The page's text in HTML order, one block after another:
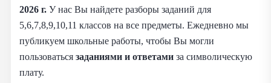
2026 г. У нас Вы найдете разборы заданий для
5,6,7,8,9,10,11 классов на все предметы. Ежедневно мы
публикуем школьные работы, чтобы Вы могли
пользоваться заданиями и ответами за символическую
плату.